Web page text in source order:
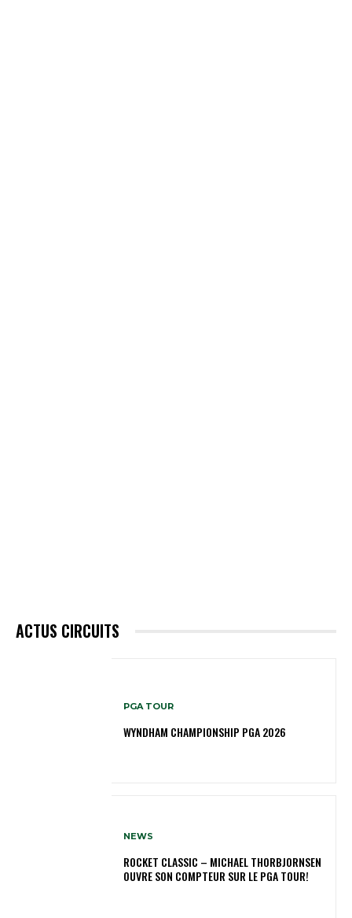
ACTUS CIRCUITS
PGA TOUR
WYNDHAM CHAMPIONSHIP PGA 2026
NEWS
ROCKET CLASSIC – MICHAEL THORBJORNSEN
OUVRE SON COMPTEUR SUR LE PGA TOUR!